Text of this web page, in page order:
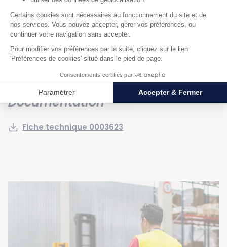
Largeur hors tout : 550 mm
Longueur hors tout : 1260 mm
Documentation
Fiche technique 0003623